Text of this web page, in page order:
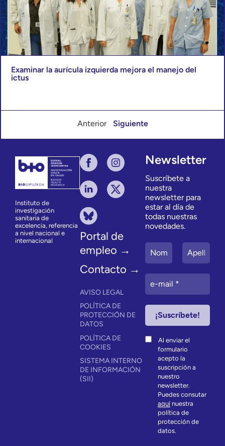
Examinar la aurícula izquierda mejora el manejo del
ictus
Anterior Siguiente
Instituto de
investigación
sanitaria de
excelencia, referencia
a nivel nacional e
internacional
Portal de
empleo →
Contacto →
AVISO LEGAL
POLÍTICA DE
PROTECCIÓN DE
DATOS
POLÍTICA DE
COOKIES
SISTEMA INTERNO
DE INFORMACIÓN
(SII)
Newsletter
Suscríbete a
nuestra
newsletter para
estar al día de
todas nuestras
novedades.
Al enviar el
formulario
acepto la
suscripción a
nuestro
newsletter.
Puedes consutar
aquínuestra
política de
protección de
datos.